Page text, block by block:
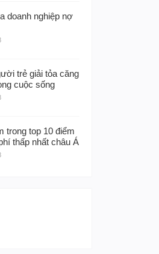
doanh nghiệp nợ
trẻ giải tỏa căng
cuộc sống
trong top 10 điểm
thấp nhất châu Á